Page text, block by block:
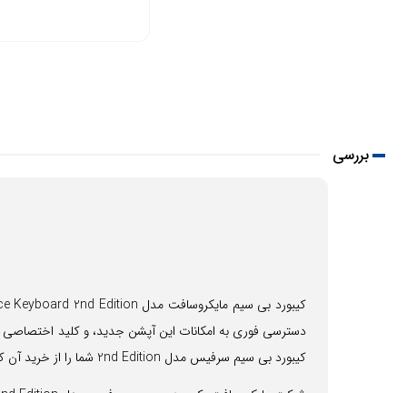
بررسی
دسترسی فوری به امکانات این آپشن جدید، و کلید اختصاصی
کیبورد بی سیم سرفیس مدل 2nd Edition شما را از خرید آن کاملاْ راضی خواهد کرد.